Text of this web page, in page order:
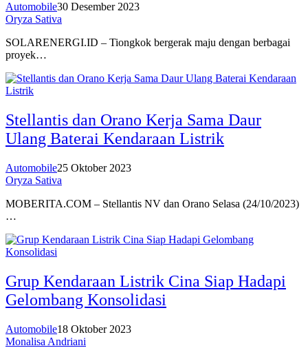
Automobile30 Desember 2023
Oryza Sativa
SOLARENERGI.ID – Tiongkok bergerak maju dengan berbagai
proyek…
Stellantis dan Orano Kerja Sama Daur
Ulang Baterai Kendaraan Listrik
Automobile25 Oktober 2023
Oryza Sativa
MOBERITA.COM – Stellantis NV dan Orano Selasa (24/10/2023)
…
Grup Kendaraan Listrik Cina Siap Hadapi
Gelombang Konsolidasi
Automobile18 Oktober 2023
Monalisa Andriani